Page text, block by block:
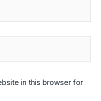
in this browser for